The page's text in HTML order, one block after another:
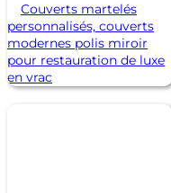
Couverts martelés
personnalisés, couverts
modernes polis miroir
pour restauration de luxe
en vrac